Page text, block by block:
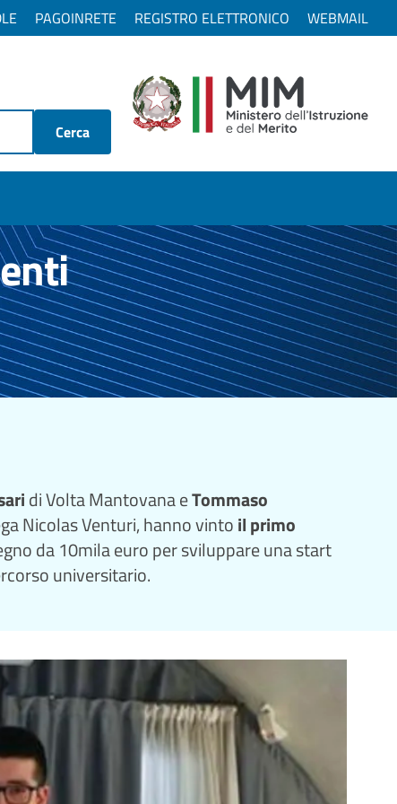
PAGOINRETE REGISTRO ELETTRONICO WEBMAIL
Cerca
di Volta Mantovana eTommaso
Nicolas Venturi, hanno vintoil primo
da 10mila euro per sviluppare una start
universitario.